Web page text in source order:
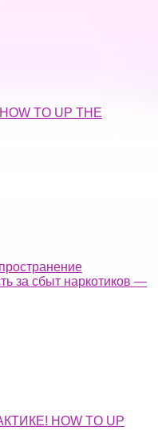
TO UP THE
за сбыт наркотиков —
HOW TO UP